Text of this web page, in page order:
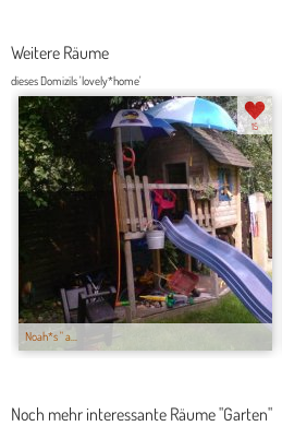
Weitere Räume
dieses Domizils 'lovely*home'
Noah*s " a...
15
Noch mehr interessante Räume "Garten"